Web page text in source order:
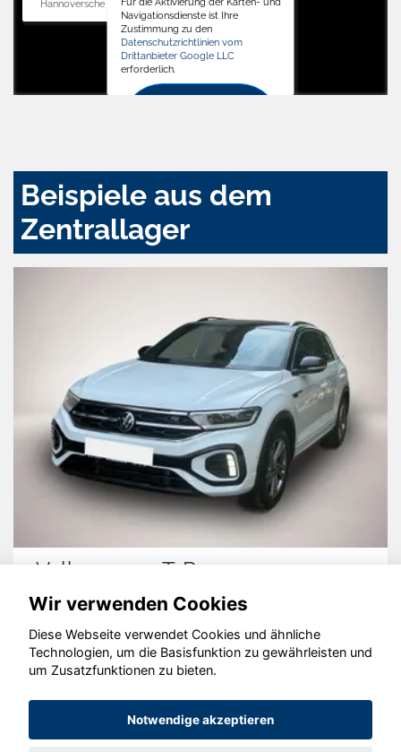
Hannoversche Str. 34, 31688 Nienstädt
Navigationsdienste ist Ihre
Zustimmung zu den
Datenschutzrichtlinien vom
Drittanbieter Google LLC
erforderlich.
Beispiele aus dem
Zentrallager
Volkswagen T-Roc
© konjunkturmotor.de GmbH 2020 - 2026
Wir verwenden Cookies
Diese Webseite verwendet Cookies und ähnliche
Technologien, um die Basisfunktion zu gewährleisten und
um Zusatzfunktionen zu bieten.
Notwendige akzeptieren